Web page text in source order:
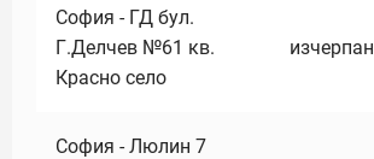
София - ГД бул.
Г.Делчев №61 кв.
Красно село
изчерпан
София - Люлин 7